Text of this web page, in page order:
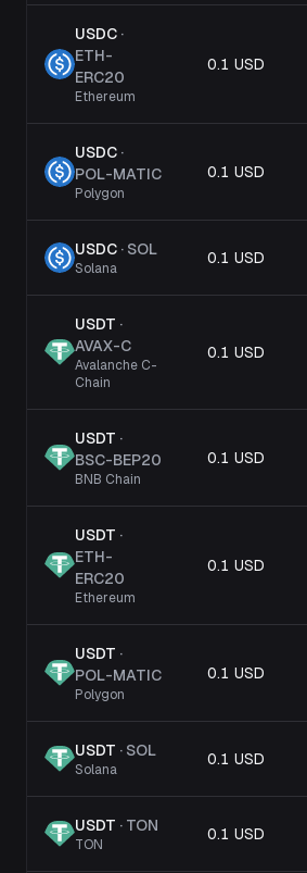
USDC ·
ETH-
ERC20
Ethereum
0.1 USD
USDC ·
POL-MATIC
Polygon
0.1 USD
USDC · SOL
Solana
0.1 USD
USDT ·
AVAX-C
Avalanche C-
Chain
0.1 USD
USDT ·
BSC-BEP20
BNB Chain
0.1 USD
USDT ·
ETH-
ERC20
Ethereum
0.1 USD
USDT ·
POL-MATIC
Polygon
0.1 USD
USDT · SOL
Solana
0.1 USD
USDT · TON
TON
0.1 USD